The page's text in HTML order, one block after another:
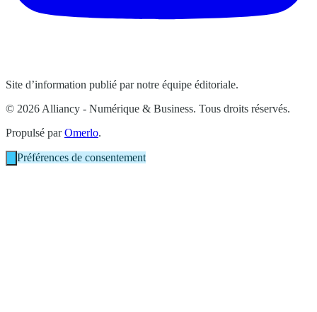
Site d’information publié par notre équipe éditoriale.
© 2026 Alliancy - Numérique & Business. Tous droits réservés.
Propulsé parOmerlo.
Préférences de consentement